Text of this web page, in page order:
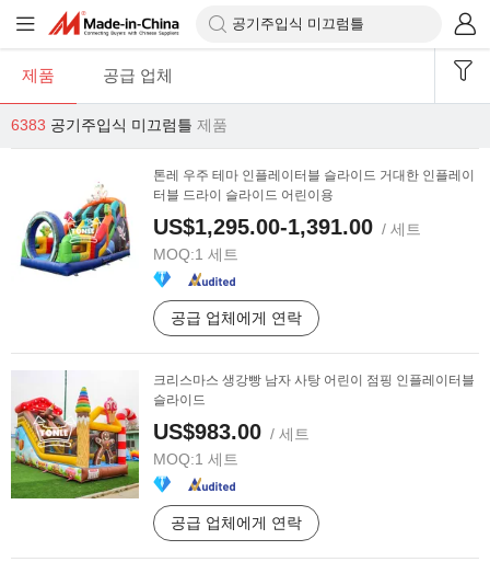
제품 공급 업체
6383 공기주입식 미끄럼틀 제품
톤레 우주 테마 인플레이터블 슬라이드 거대한 인플레이
터블 드라이 슬라이드 어린이용
US$1,295.00-1,391.00 / 세트
MOQ:1 세트
공급 업체에게 연락
크리스마스 생강빵 남자 사탕 어린이 점핑 인플레이터블
슬라이드
US$983.00 / 세트
MOQ:1 세트
공급 업체에게 연락